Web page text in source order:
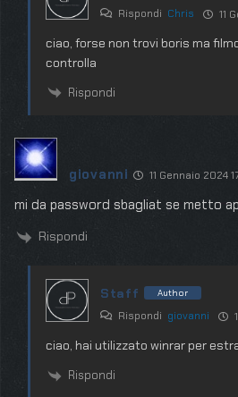
Rispondi Chris 11
ciao, forse non trovi boris ma
controlla
Rispondi
giovanni 11 Gennaio 2024
mi da password sbagliat se metto
Rispondi
Staff Author
Rispondi giovanni
ciao, hai utilizzato winrar per
Rispondi